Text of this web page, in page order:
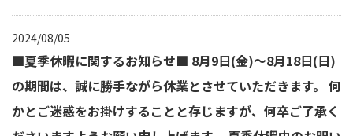
2024/08/05
■夏季休暇に関するお知らせ■ 8月9日(金)～8月18日(日)
の期間は、誠に勝手ながら休業とさせていただきます。 何
かとご迷惑をお掛けすることと存じますが、何卒ご了承く